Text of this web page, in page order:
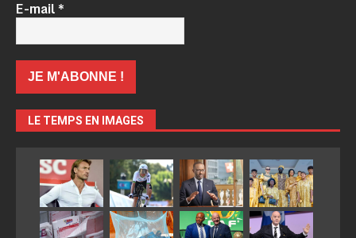
E-mail*
LE TEMPS EN IMAGES